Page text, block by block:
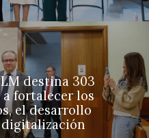
destina 303
fortalecer los
el desarrollo
digitalización